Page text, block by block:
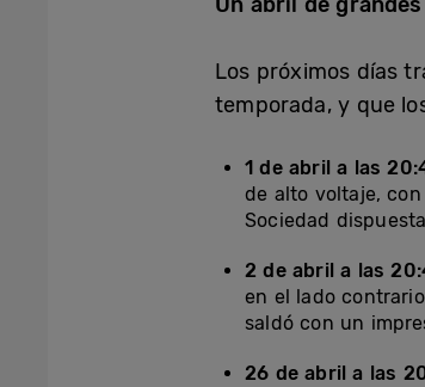
Los próximos días
temporada, y que
1 de abril a las
de alto voltaje,
Sociedad
2 de abril a las
en el lado
saldó con un
26 de abril a las